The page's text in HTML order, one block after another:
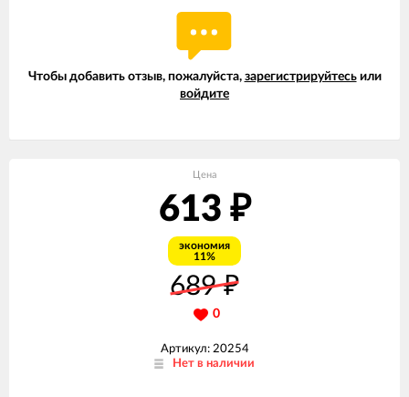
Чтобы добавить отзыв, пожалуйста, зарегистрируйтесьили
войдите
Цена
613 ₽
экономия
11%
689₽
0
Артикул: 20254
Нет в наличии